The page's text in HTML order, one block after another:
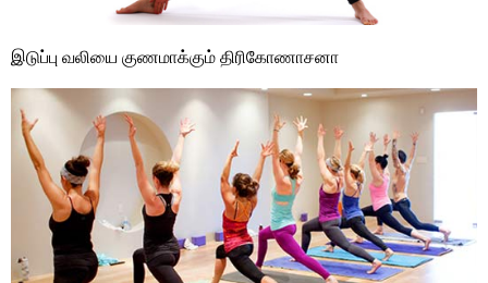
இடுப்பு வலியை குணமாக்கும் திரிகோணாசனா